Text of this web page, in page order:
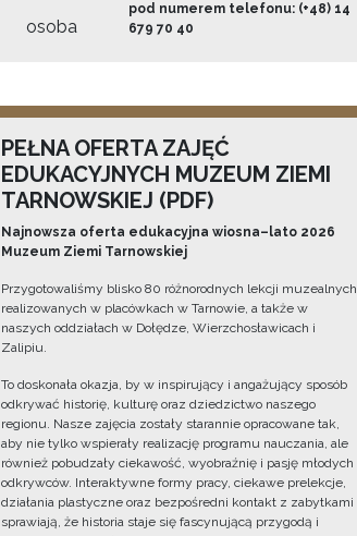
osoba
pod numerem telefonu: (+48) 14
679 70 40
PEŁNA OFERTA ZAJĘĆ
EDUKACYJNYCH MUZEUM ZIEMI
TARNOWSKIEJ (PDF)
Najnowsza oferta edukacyjna wiosna–lato 2026
Muzeum Ziemi Tarnowskiej
Przygotowaliśmy blisko 80 różnorodnych lekcji muzealnych
realizowanych w placówkach w Tarnowie, a także w
naszych oddziałach w Dołędze, Wierzchosławicach i
Zalipiu.
To doskonała okazja, by w inspirujący i angażujący sposób
odkrywać historię, kulturę oraz dziedzictwo naszego
regionu. Nasze zajęcia zostały starannie opracowane tak,
aby nie tylko wspierały realizację programu nauczania, ale
również pobudzały ciekawość, wyobraźnię i pasję młodych
odkrywców. Interaktywne formy pracy, ciekawe prelekcje,
działania plastyczne oraz bezpośredni kontakt z zabytkami
sprawiają, że historia staje się fascynującą przygodą i